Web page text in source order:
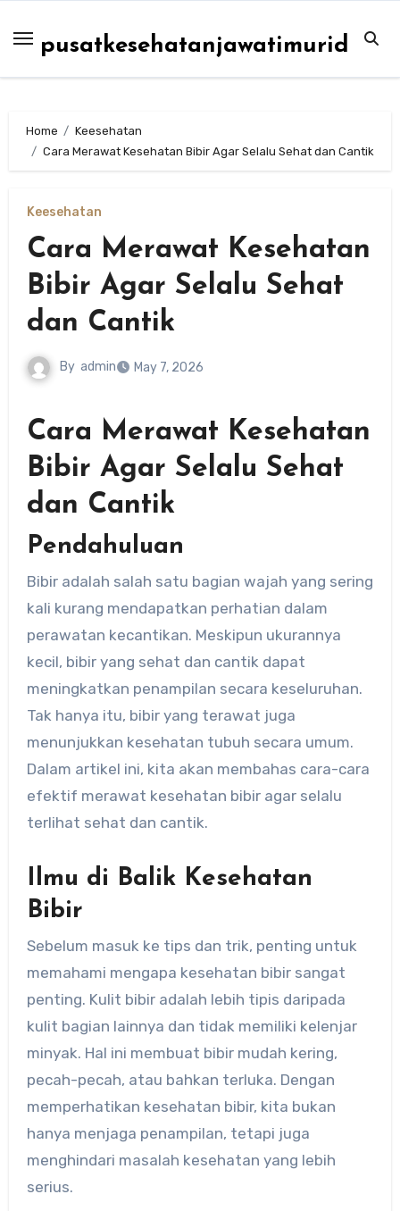
content
pusatkesehatanjawatimurid
Home
Keesehatan
Cara Merawat Kesehatan Bibir Agar Selalu Sehat dan Cantik
Keesehatan
Cara Merawat Kesehatan
Bibir Agar Selalu Sehat
dan Cantik
By admin May 7, 2026
Cara Merawat Kesehatan
Bibir Agar Selalu Sehat
dan Cantik
Pendahuluan
Bibir adalah salah satu bagian wajah yang sering
kali kurang mendapatkan perhatian dalam
perawatan kecantikan. Meskipun ukurannya
kecil, bibir yang sehat dan cantik dapat
meningkatkan penampilan secara keseluruhan.
Tak hanya itu, bibir yang terawat juga
menunjukkan kesehatan tubuh secara umum.
Dalam artikel ini, kita akan membahas cara-cara
efektif merawat kesehatan bibir agar selalu
terlihat sehat dan cantik.
Ilmu di Balik Kesehatan
Bibir
Sebelum masuk ke tips dan trik, penting untuk
memahami mengapa kesehatan bibir sangat
penting. Kulit bibir adalah lebih tipis daripada
kulit bagian lainnya dan tidak memiliki kelenjar
minyak. Hal ini membuat bibir mudah kering,
pecah-pecah, atau bahkan terluka. Dengan
memperhatikan kesehatan bibir, kita bukan
hanya menjaga penampilan, tetapi juga
menghindari masalah kesehatan yang lebih
serius.